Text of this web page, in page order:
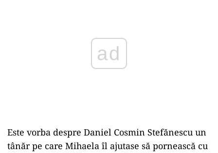
Este vorba despre Daniel Cosmin Stefănescu un
tânăr pe care Mihaela îl ajutase să pornească cu